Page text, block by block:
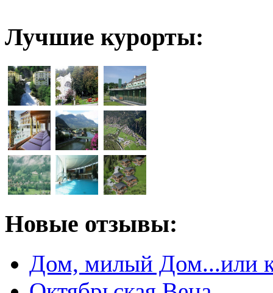
Лучшие курорты:
Новые отзывы:
Дом, милый Дом...или